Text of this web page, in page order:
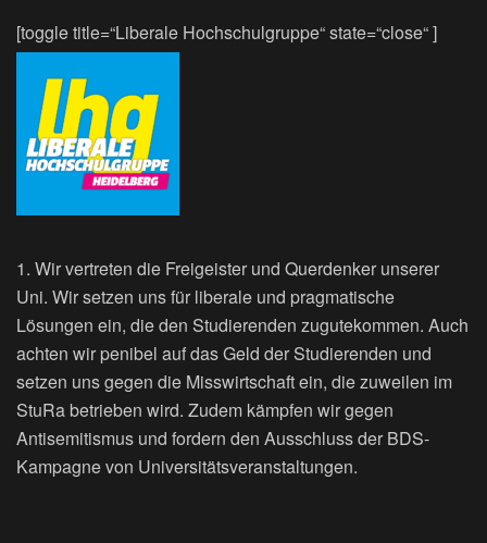
[toggle title=“Liberale Hochschulgruppe“ state=“close“ ]
1. Wir vertreten die Freigeister und Querdenker unserer
Uni. Wir setzen uns für liberale und pragmatische
Lösungen ein, die den Studierenden zugutekommen. Auch
achten wir penibel auf das Geld der Studierenden und
setzen uns gegen die Misswirtschaft ein, die zuweilen im
StuRa betrieben wird. Zudem kämpfen wir gegen
Antisemitismus und fordern den Ausschluss der BDS-
Kampagne von Universitätsveranstaltungen.